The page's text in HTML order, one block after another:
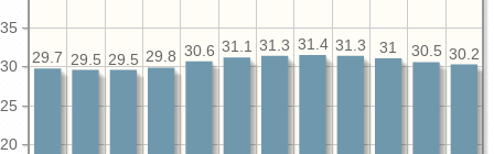
20
25
30
35
30.2
30.5
31
31.3
31.4
31.3
31.1
30.6
29.8
29.5
29.5
29.7